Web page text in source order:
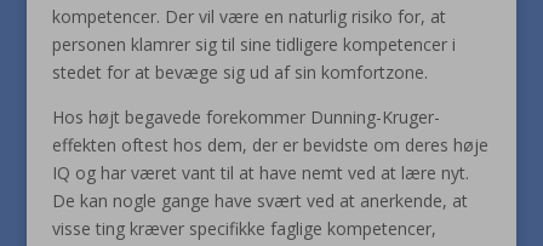
kompetencer. Der vil være en naturlig risiko for, at
personen klamrer sig til sine tidligere kompetencer i
stedet for at bevæge sig ud af sin komfortzone.
Hos højt begavede forekommer Dunning-Kruger-
effekten oftest hos dem, der er bevidste om deres høje
IQ og har været vant til at have nemt ved at lære nyt.
De kan nogle gange have svært ved at anerkende, at
visse ting kræver specifikke faglige kompetencer,